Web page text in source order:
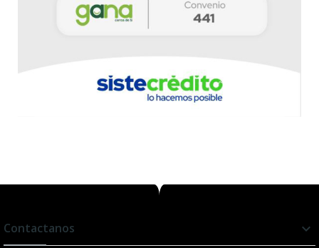
Contactanos 